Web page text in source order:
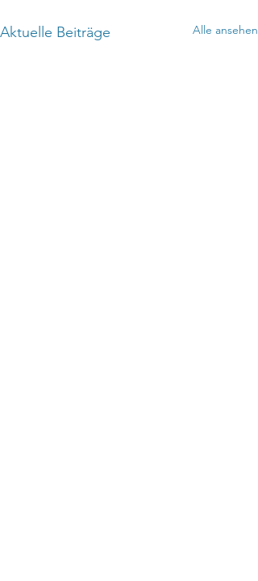
Aktuelle Beiträge Alle ansehen